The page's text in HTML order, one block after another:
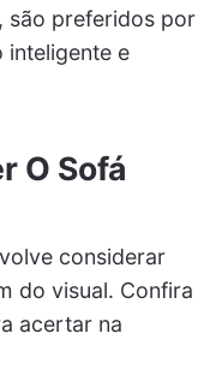
são preferidos por
inteligente e
O Sofá
considerar
do visual. Confira
acertar na